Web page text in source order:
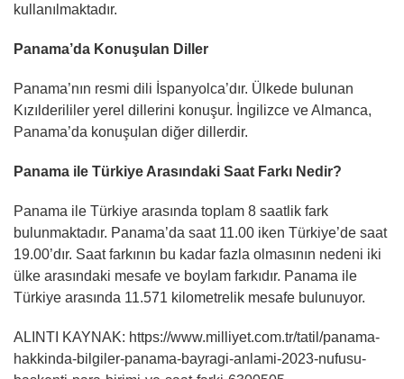
kullanılmaktadır.
Panama’da Konuşulan Diller
Panama’nın resmi dili İspanyolca’dır. Ülkede bulunan
Kızılderililer yerel dillerini konuşur. İngilizce ve Almanca,
Panama’da konuşulan diğer dillerdir.
Panama ile Türkiye Arasındaki Saat Farkı Nedir?
Panama ile Türkiye arasında toplam 8 saatlik fark
bulunmaktadır. Panama’da saat 11.00 iken Türkiye’de saat
19.00’dır. Saat farkının bu kadar fazla olmasının nedeni iki
ülke arasındaki mesafe ve boylam farkıdır. Panama ile
Türkiye arasında 11.571 kilometrelik mesafe bulunuyor.
ALINTI KAYNAK: https://www.milliyet.com.tr/tatil/panama-
hakkinda-bilgiler-panama-bayragi-anlami-2023-nufusu-